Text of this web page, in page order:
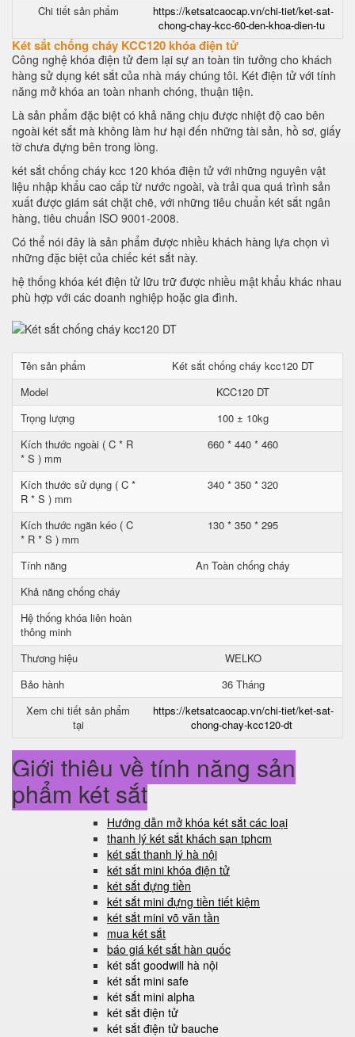
Chi tiết sản phẩm
https://ketsatcaocap.vn/chi-tiet/ket-sat-
chong-chay-kcc-60-den-khoa-dien-tu
Két sắt chống cháy KCC120 khóa điện tử
Công nghệ khóa điện tử đem lại sự an toàn tin tưởng cho khách
hàng sử dụng két sắt của nhà máy chúng tôi. Két điện tử với tính
năng mở khóa an toàn nhanh chóng, thuận tiện.
Là sản phẩm đặc biệt có khả năng chịu được nhiệt độ cao bên
ngoài két sắt mà không làm hư hại đến những tài sản, hồ sơ, giấy
tờ chưa đựng bên trong lòng.
két sắt chống cháy kcc 120 khóa điện tử với những nguyên vật
liệu nhập khẩu cao cấp từ nước ngoài, và trải qua quá trình sản
xuất được giám sát chặt chẽ, với những tiêu chuẩn két sắt ngân
hàng, tiêu chuẩn ISO 9001-2008.
Có thể nói đây là sản phẩm được nhiều khách hàng lựa chọn vì
những đặc biệt của chiếc két sắt này.
hệ thống khóa két điện tử lữu trữ được nhiều mật khẩu khác nhau
phù hợp với các doanh nghiệp hoặc gia đình.
Tên sản phẩm
Két sắt chống cháy kcc120 DT
Model
KCC120 DT
Trọng lượng
100 ± 10kg
Kích thước ngoài ( C * R
* S ) mm
660 * 440 * 460
Kích thước sử dụng ( C *
R * S ) mm
340 * 350 * 320
Kích thước ngăn kéo ( C
* R * S ) mm
130 * 350 * 295
Tính năng
An Toàn chống cháy
Khả năng chống cháy
Hệ thống khóa liên hoàn
thông minh
Thương hiệu
WELKO
Bảo hành
36 Tháng
Xem chi tiết sản phẩm
tại
https://ketsatcaocap.vn/chi-tiet/ket-sat-
chong-chay-kcc120-dt
Giới thiệu về tính năng sản
phẩm két sắt
Hướng dẫn mở khóa két sắt các loại
thanh lý két sắt khách sạn tphcm
két sắt thanh lý hà nội
két sắt mini khóa điện tử
két sắt đựng tiền
két sắt mini đựng tiền tiết kiệm
két sắt mini võ văn tần
mua két sắt
báo giá két sắt hàn quốc
két sắt goodwill hà nội
két sắt mini safe
két sắt mini alpha
két sắt điện tử
két sắt điện tử bauche